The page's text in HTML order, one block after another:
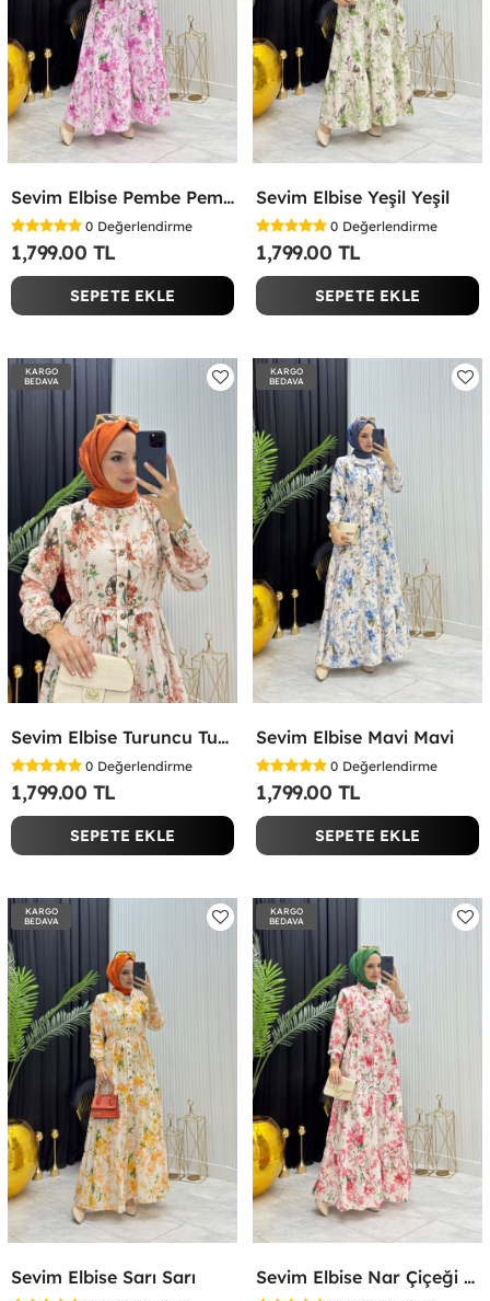
Sevim Elbise Pembe Pembe
0 Değerlendirme
1,799.00 TL
SEPETE EKLE
Sevim Elbise Yeşil Yeşil
0 Değerlendirme
1,799.00 TL
SEPETE EKLE
KARGO
BEDAVA
Sevim Elbise Turuncu Turuncu
0 Değerlendirme
1,799.00 TL
SEPETE EKLE
KARGO
BEDAVA
Sevim Elbise Mavi Mavi
0 Değerlendirme
1,799.00 TL
SEPETE EKLE
KARGO
BEDAVA
Sevim Elbise Sarı Sarı
KARGO
BEDAVA
Sevim Elbise Nar Çiçeği Nar Çiçeği